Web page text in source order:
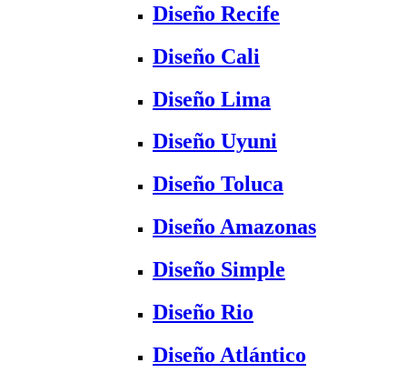
Diseño Recife
Diseño Cali
Diseño Lima
Diseño Uyuni
Diseño Toluca
Diseño Amazonas
Diseño Simple
Diseño Rio
Diseño Atlántico